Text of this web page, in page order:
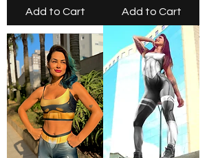
Add to Cart Add to Cart